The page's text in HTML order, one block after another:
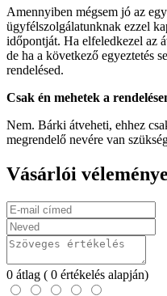
Amennyiben mégsem jó az
ügyfélszolgálatunknak ezzel
időpontját. Ha elfeledkezel az
de ha a következő egyeztetés
rendelésed.
Csak én mehetek a
Nem. Bárki átveheti, ehhez
megrendelő nevére van
Vásárlói
0 átlag ( 0 értékelés alapján)